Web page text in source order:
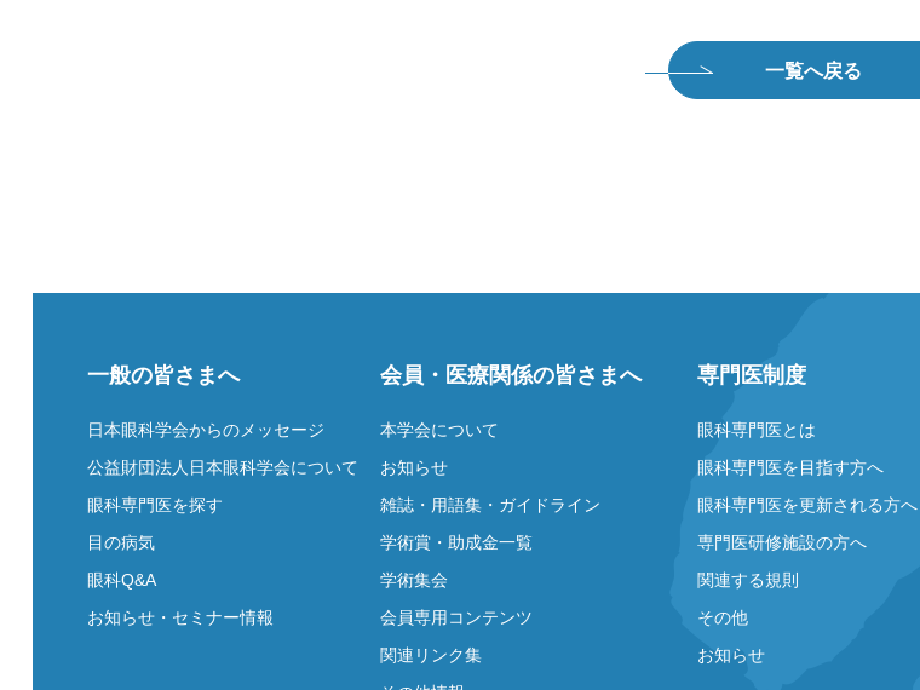
一覧へ戻る
一般の皆さまへ
日本眼科学会からのメッセージ
公益財団法人日本眼科学会について
眼科専門医を探す
目の病気
眼科Q&A
お知らせ・セミナー情報
会員・医療関係の皆さまへ
本学会について
お知らせ
雑誌・用語集・ガイドライン
学術賞・助成金一覧
学術集会
会員専用コンテンツ
関連リンク集
専門医制度
眼科専門医とは
眼科専門医を目指す方へ
眼科専門医を更新される方へ
専門医研修施設の方へ
関連する規則
その他
お知らせ